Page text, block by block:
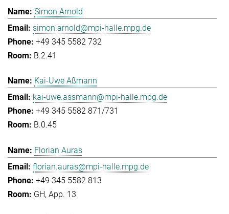
Simon Arnold
simon.arnold@mpi-halle.mpg.de
+49 345 5582 732
B.2.41
Kai-Uwe Aßmann
kai-uwe.assmann@mpi-halle.mpg.de
+49 345 5582 871/731
B.0.45
Florian Auras
florian.auras@mpi-halle.mpg.de
+49 345 5582 813
GH, App. 13